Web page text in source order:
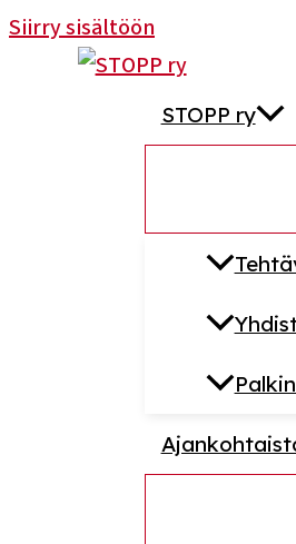
Siirry sisältöön
STOPP ry